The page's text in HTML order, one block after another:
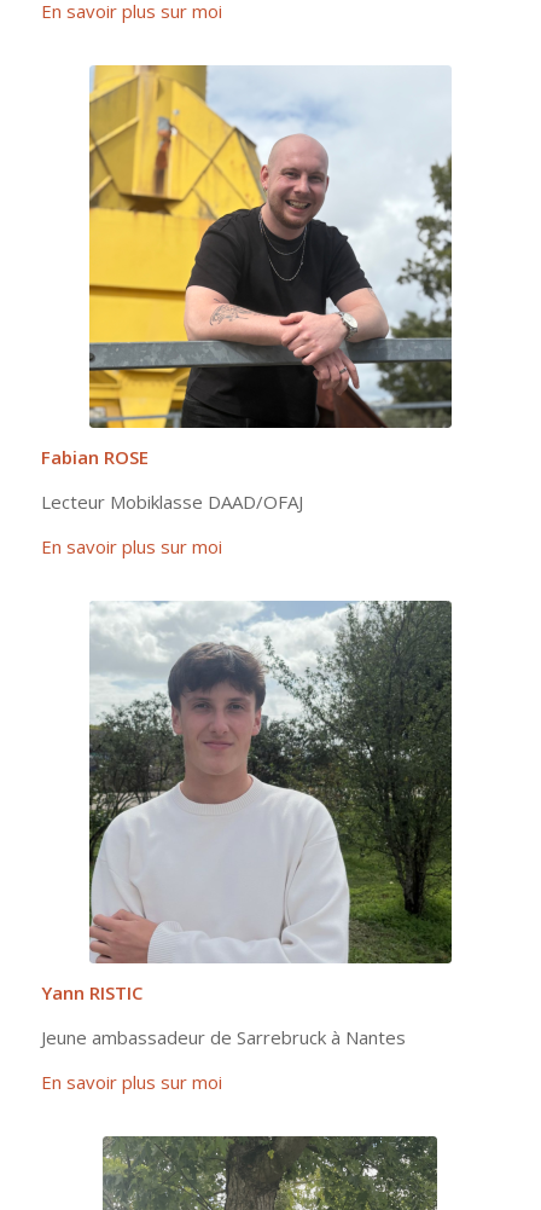
En savoir plus sur moi
Fabian ROSE
Lecteur Mobiklasse DAAD/OFAJ
En savoir plus sur moi
Yann RISTIC
Jeune ambassadeur de Sarrebruck à Nantes
En savoir plus sur moi